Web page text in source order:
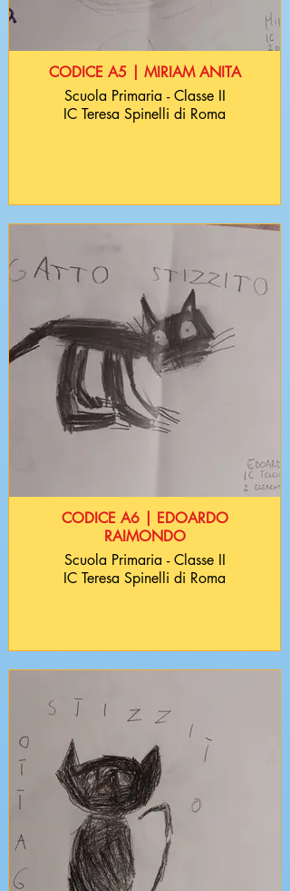
CODICE A5 | MIRIAM ANITA
Scuola Primaria - Classe II
IC Teresa Spinelli di Roma
CODICE A6 | EDOARDO
RAIMONDO
Scuola Primaria - Classe II
IC Teresa Spinelli di Roma